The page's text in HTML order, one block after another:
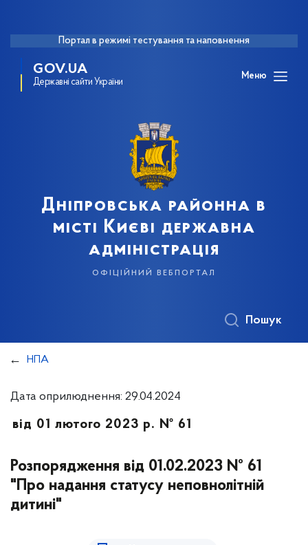
Портал в режимі тестування та наповнення
GOV.UA
Державні сайти України
Меню
Дніпровська районна в
місті Києві державна
адміністрація
офіційний вебпортал
Пошук
НПА
Дата оприлюднення: 29.04.2024
від 01 лютого 2023 р. № 61
Розпорядження від 01.02.2023 № 61
"Про надання статусу неповнолітній
дитині"